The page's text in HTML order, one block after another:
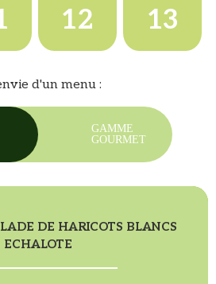
12 13
d'un menu :
GAMME
GOURMET
DE HARICOTS BLANCS
ECHALOTE